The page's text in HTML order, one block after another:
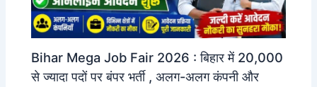
Bihar Mega Job Fair 2026 : बिहार में 20,000
से ज्यादा पदों पर बंपर भर्ती , अलग-अलग कंपनी और